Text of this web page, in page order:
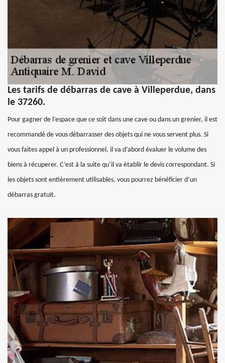
Les tarifs de débarras de cave à Villeperdue, dans
le 37260.
Pour gagner de l’espace que ce soit dans une cave ou dans un grenier, il est
recommandé de vous débarrasser des objets qui ne vous servent plus. Si
vous faites appel à un professionnel, il va d’abord évaluer le volume des
biens à récuperer. C’est à la suite qu’il va établir le devis correspondant. Si
les objets sont entièrement utilisables, vous pourrez bénéficier d’un
débarras gratuit.